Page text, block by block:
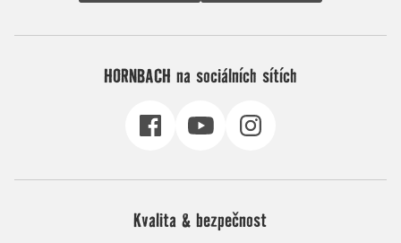
HORNBACH na sociálních sítích
Kvalita & bezpečnost